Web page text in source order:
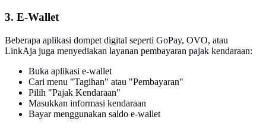
3. E-Wallet
Beberapa aplikasi dompet digital seperti GoPay, OVO, atau
LinkAja juga menyediakan layanan pembayaran pajak kendaraan:
Buka aplikasi e-wallet
Cari menu "Tagihan" atau "Pembayaran"
Pilih "Pajak Kendaraan"
Masukkan informasi kendaraan
Bayar menggunakan saldo e-wallet